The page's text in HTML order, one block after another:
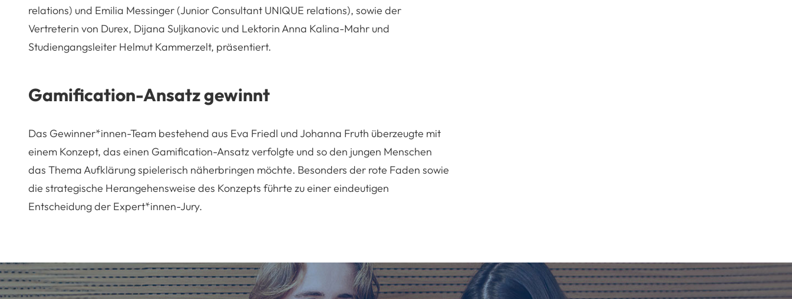
relations) und Emilia Messinger (Junior Consultant UNIQUE relations), sowie der
Vertreterin von Durex, Dijana Suljkanovic und Lektorin Anna Kalina-Mahr und
Studiengangsleiter Helmut Kammerzelt, präsentiert.
Gamification-Ansatz gewinnt
Das Gewinner*innen-Team bestehend aus Eva Friedl und Johanna Fruth überzeugte mit
einem Konzept, das einen Gamification-Ansatz verfolgte und so den jungen Menschen
das Thema Aufklärung spielerisch näherbringen möchte. Besonders der rote Faden sowie
die strategische Herangehensweise des Konzepts führte zu einer eindeutigen
Entscheidung der Expert*innen-Jury.